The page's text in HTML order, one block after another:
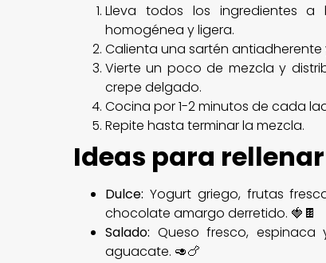
Lleva todos los ingredientes
homogénea y ligera.
Calienta una sartén
Vierte un poco de mezcla y
crepe delgado.
Cocina por 1-2 minutos de cada
Repite hasta terminar la mezcla.
Ideas para
Dulce: Yogurt griego, frutas
chocolate amargo derretido. 🍓🍫
Salado: Queso fresco,
aguacate. 🥑🍗